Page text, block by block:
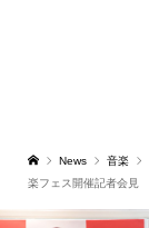
News 音楽
楽フェス開催記者会見